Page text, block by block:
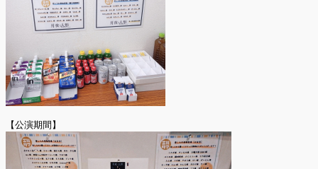
【公演期間】